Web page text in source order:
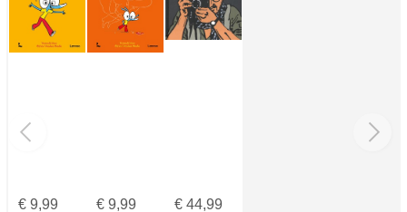
€9,99 €9,99 € 44,99